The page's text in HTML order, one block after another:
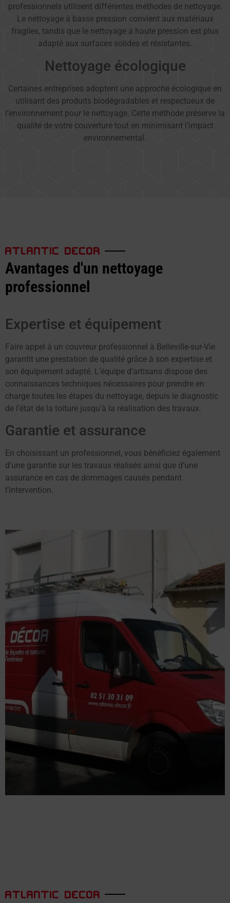
professionnels utilisent différentes méthodes de nettoyage.
Le nettoyage à basse pression convient aux matériaux
fragiles, tandis que le nettoyage à haute pression est plus
adapté aux surfaces solides et résistantes.
Nettoyage écologique
Certaines entreprises adoptent une approche écologique en
utilisant des produits biodégradables et respectueux de
l’environnement pour le nettoyage. Cette méthode préserve la
qualité de votre couverture tout en minimisant l’impact
environnemental.
ATLANTIC DECOR
Avantages d'un nettoyage
professionnel
Expertise et équipement
Faire appel à un couvreur professionnel à Belleville-sur-Vie
garantit une prestation de qualité grâce à son expertise et
son équipement adapté. L’équipe d’artisans dispose des
connaissances techniques nécessaires pour prendre en
charge toutes les étapes du nettoyage, depuis le diagnostic
de l’état de la toiture jusqu’à la réalisation des travaux.
Garantie et assurance
En choisissant un professionnel, vous bénéficiez également
d’une garantie sur les travaux réalisés ainsi que d’une
assurance en cas de dommages causés pendant
l’intervention.
ATLANTIC DECOR